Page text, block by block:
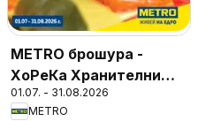
METRO брошура -
ХоРеКа Хранителни
стоки
01.07. - 31.08.2026
METRO